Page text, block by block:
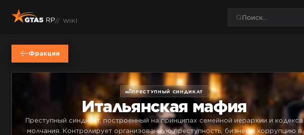
// WIKI
Фракции
ПРЕСТУПНЫЙ СИНДИКАТ
Итальянская мафия
Преступный синдикат, построенный на принципах семейной иерархии и кодекса
молчания. Контролирует организованную преступность, бизнес и коррупцию в